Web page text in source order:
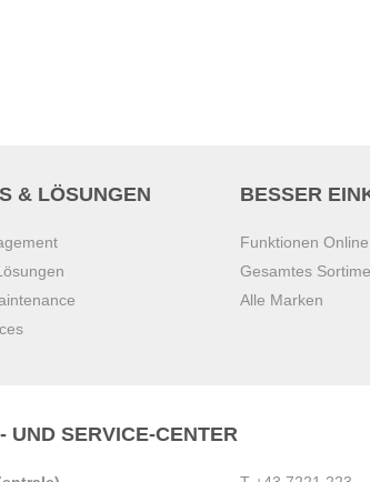
& LÖSUNGEN BESSER
Funktionen
Gesamtes
Alle Marken
UND SERVICE-CENTER